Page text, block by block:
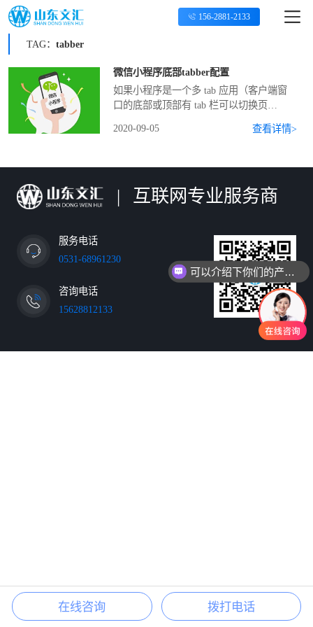
156-2881-2133
TAG： tabber
微信小程序底部tabber配置
如果小程序是一个多 tab 应用（客户端窗
口的底部或顶部有 tab 栏可以切换页
的表现，以及 tab 切换时显示的对应页
2020-09-05 查看详情>
| 互联网专业服务商
服务电话
0531-68961230
咨询电话
15628812133
在线咨询 拨打电话